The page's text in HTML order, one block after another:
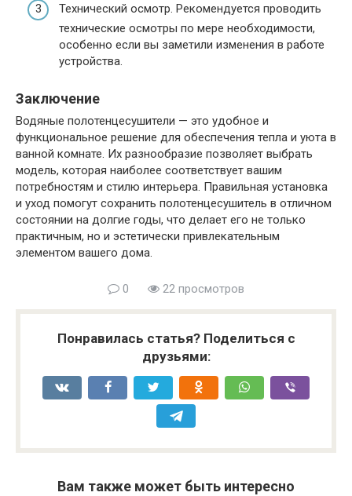
Технический осмотр. Рекомендуется проводить
технические осмотры по мере необходимости,
особенно если вы заметили изменения в работе
устройства.
Заключение
Водяные полотенцесушители — это удобное и
функциональное решение для обеспечения тепла и уюта в
ванной комнате. Их разнообразие позволяет выбрать
модель, которая наиболее соответствует вашим
потребностям и стилю интерьера. Правильная установка
и уход помогут сохранить полотенцесушитель в отличном
состоянии на долгие годы, что делает его не только
практичным, но и эстетически привлекательным
элементом вашего дома.
0 22 просмотров
Понравилась статья? Поделиться с
друзьями:
Вам также может быть интересно